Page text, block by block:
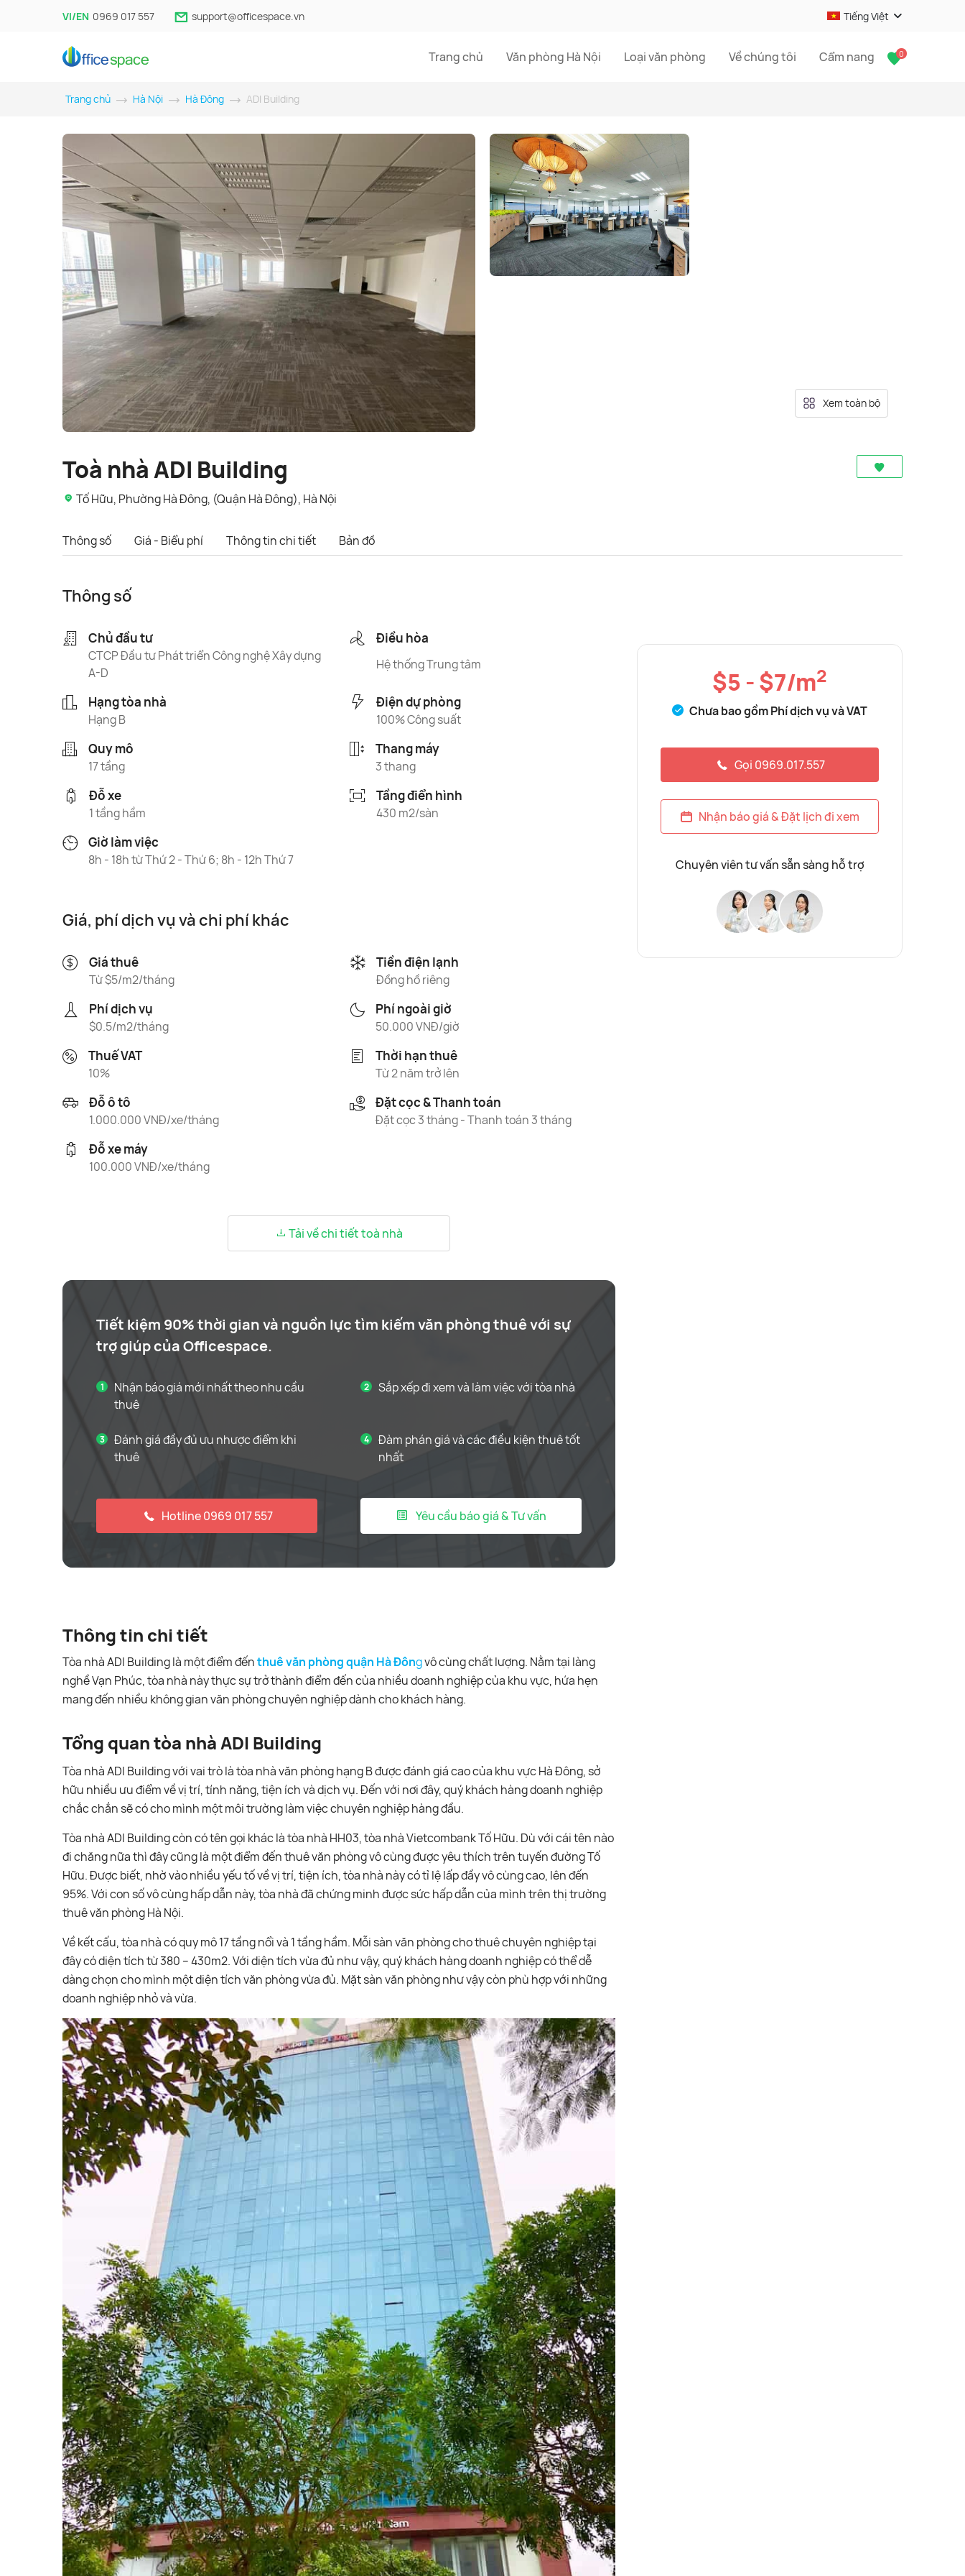
VI/EN 0969 017 557 support@officespace.vn Tiếng Việt
Trang chủ Văn phòng Hà Nội Loại văn phòng Về chúng tôi Cẩm nang 0
Trang chủ Hà Nội Hà Đông ADI Building
Xem toàn bộ
Toà nhà ADI Building
Tố Hữu, Phường Hà Đông, (Quận Hà Đông), Hà Nội
Thông số Giá - Biểu phí Thông tin chi tiết Bản đồ
Thông số
Chủ đầu tư
CTCP Đầu tư Phát triển Công nghệ Xây dựng
A-D
Điều hòa
Hệ thống Trung tâm
Hạng tòa nhà
Hạng B
Điện dự phòng
100% Công suất
Quy mô
17 tầng
Thang máy
3 thang
Đỗ xe
1 tầng hầm
Tầng điển hình
430 m2/sàn
Giờ làm việc
8h - 18h từ Thứ 2 - Thứ 6; 8h - 12h Thứ 7
Giá, phí dịch vụ và chi phí khác
Giá thuê
Từ $5/m2/tháng
Tiền điện lạnh
Đồng hồ riêng
Phí dịch vụ
$0.5/m2/tháng
Phí ngoài giờ
50.000 VNĐ/giờ
Thuế VAT
10%
Thời hạn thuê
Từ 2 năm trở lên
Đỗ ô tô
1.000.000 VNĐ/xe/tháng
Đặt cọc & Thanh toán
Đặt cọc 3 tháng - Thanh toán 3 tháng
Đỗ xe máy
100.000 VNĐ/xe/tháng
Tải về chi tiết toà nhà
Tiết kiệm 90% thời gian và nguồn lực tìm kiếm văn phòng thuê với sự
trợ giúp của Officespace.
Nhận báo giá mới nhất theo nhu cầu
thuê
Sắp xếp đi xem và làm việc với tòa nhà
Đánh giá đầy đủ ưu nhược điểm khi
thuê
Đàm phán giá và các điều kiện thuê tốt
nhất
Hotline 0969 017 557 Yêu cầu báo giá & Tư vấn
Thông tin chi tiết
Tòa nhà ADI Building là một điểm đếnthuê văn phòng quận Hà Đôngvô cùng chất lượng. Nằm tại làng
nghề Vạn Phúc, tòa nhà này thực sự trở thành điểm đến của nhiều doanh nghiệp của khu vực, hứa hẹn
mang đến nhiều không gian văn phòng chuyên nghiệp dành cho khách hàng.
Tổng quan tòa nhà ADI Building
Tòa nhà ADI Building với vai trò là tòa nhà văn phòng hạng B được đánh giá cao của khu vực Hà Đông, sở
hữu nhiều ưu điểm về vị trí, tính năng, tiện ích và dịch vụ. Đến với nơi đây, quý khách hàng doanh nghiệp
chắc chắn sẽ có cho mình một môi trường làm việc chuyên nghiệp hàng đầu.
Tòa nhà ADI Building còn có tên gọi khác là tòa nhà HH03, tòa nhà Vietcombank Tố Hữu. Dù với cái tên nào
đi chăng nữa thì đây cũng là một điểm đến thuê văn phòng vô cùng được yêu thích trên tuyến đường Tố
Hữu. Được biết, nhờ vào nhiều yếu tố về vị trí, tiện ích, tòa nhà này có tỉ lệ lấp đầy vô cùng cao, lên đến
95%. Với con số vô cùng hấp dẫn này, tòa nhà đã chứng minh được sức hấp dẫn của mình trên thị trường
thuê văn phòng Hà Nội.
Về kết cấu, tòa nhà có quy mô 17 tầng nổi và 1 tầng hầm. Mỗi sàn văn phòng cho thuê chuyên nghiệp tại
đây có diện tích từ 380 – 430m2. Với diện tích vừa đủ như vậy, quý khách hàng doanh nghiệp có thể dễ
dàng chọn cho mình một diện tích văn phòng vừa đủ. Mặt sàn văn phòng như vậy còn phù hợp với những
doanh nghiệp nhỏ và vừa.
$5 - $7/m2
Chưa bao gồm Phí dịch vụ và VAT
Gọi 0969.017.557
Nhận báo giá & Đặt lịch đi xem
Chuyên viên tư vấn sẵn sàng hỗ trợ